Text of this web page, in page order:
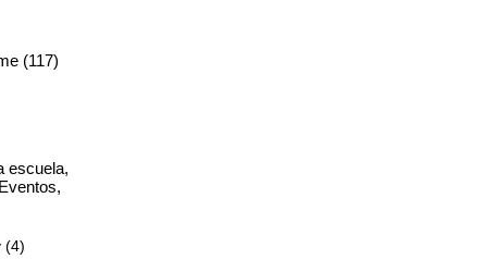
(117)
escuela,
(4)